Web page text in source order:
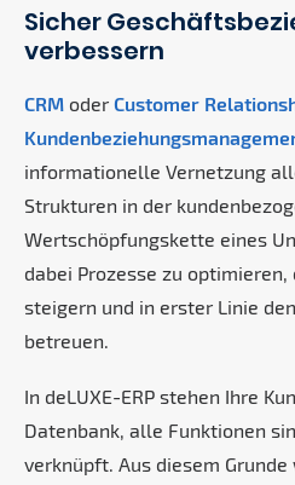
Sicher
verbessern
CRM oder Customer
informationelle Vernetzung
Strukturen in der
Wertschöpfungskette eines
dabei Prozesse zu
steigern und in erster Linie
betreuen.
In deLUXE-ERP stehen Ihre
Datenbank, alle Funktionen
verknüpft. Aus diesem